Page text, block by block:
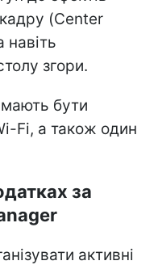
(Center
навіть
згори.
бути
Fi, а також один
за
активні